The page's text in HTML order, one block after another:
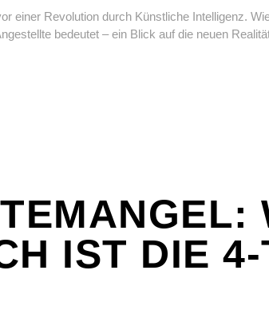
einer Revolution durch Künstliche Intelligenz.
bedeutet – ein Blick auf die neuen
IST DIE 4-